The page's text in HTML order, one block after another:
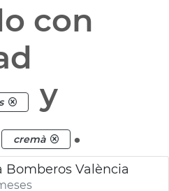
con
y
cremà .
Bomberos València